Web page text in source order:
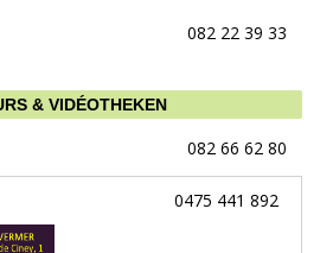
082 22 39 33
& VIDÉOTHEKEN
082 66 62 80
0475 441 892